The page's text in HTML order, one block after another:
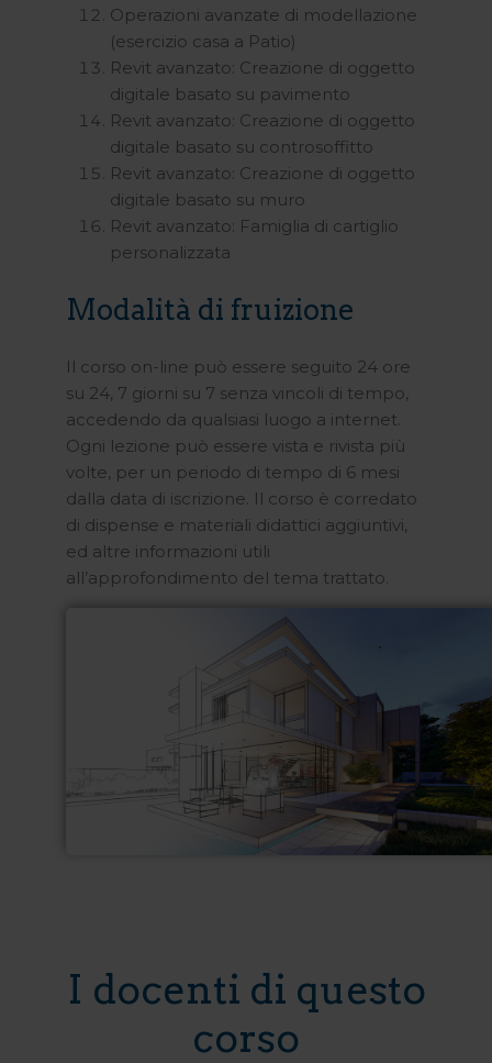
Operazioni avanzate di modellazione
(esercizio casa a Patio)
Revit avanzato: Creazione di oggetto
digitale basato su pavimento
Revit avanzato: Creazione di oggetto
digitale basato su controsoffitto
Revit avanzato: Creazione di oggetto
digitale basato su muro
Revit avanzato: Famiglia di cartiglio
personalizzata
Modalità di fruizione
Il corso on-line può essere seguito 24 ore
su 24, 7 giorni su 7 senza vincoli di tempo,
accedendo da qualsiasi luogo a internet.
Ogni lezione può essere vista e rivista più
volte, per un periodo di tempo di 6 mesi
dalla data di iscrizione. Il corso è corredato
di dispense e materiali didattici aggiuntivi,
ed altre informazioni utili
all’approfondimento del tema trattato.
I docenti di questo
corso